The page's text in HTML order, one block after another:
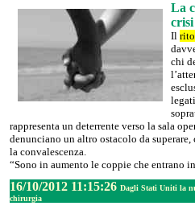
La
Il
chi
rappresenta un deterrente verso la sala
denunciano un altro ostacolo da
la convalescenza.
“Sono in aumento le coppie che entrano
16/10/2012 11:15:26 Dagli Stati Uniti la
chirurgia